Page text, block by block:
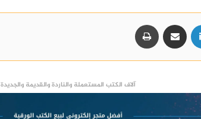
آلاف الكتب المستعملة والناردة والقديمة والجديدة